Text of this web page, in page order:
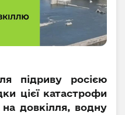
підриву росією
цієї катастрофи
довкілля, водну